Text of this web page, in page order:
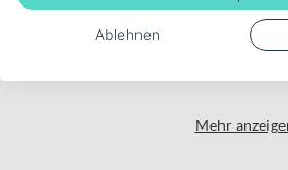
Akku-Kapazität (Wh)
Mehr
Ablehnen